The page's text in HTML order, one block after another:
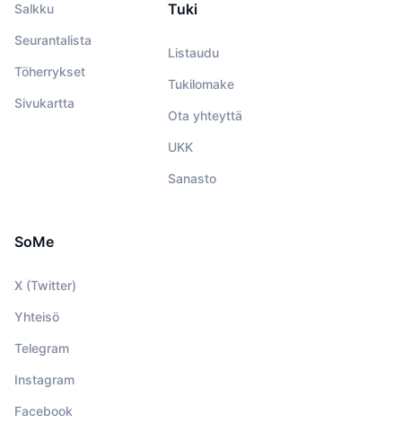
Salkku
Seurantalista
Töherrykset
Sivukartta
Tuki
Listaudu
Tukilomake
Ota yhteyttä
UKK
Sanasto
SoMe
X (Twitter)
Yhteisö
Telegram
Instagram
Facebook